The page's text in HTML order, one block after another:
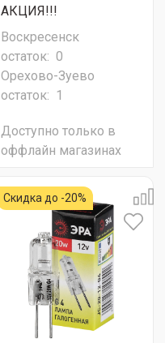
АКЦИЯ!!!
Воскресенск
остаток: 0
Орехово-Зуево
остаток: 1
Доступно только в
оффлайн магазинах
Скидка до -20%